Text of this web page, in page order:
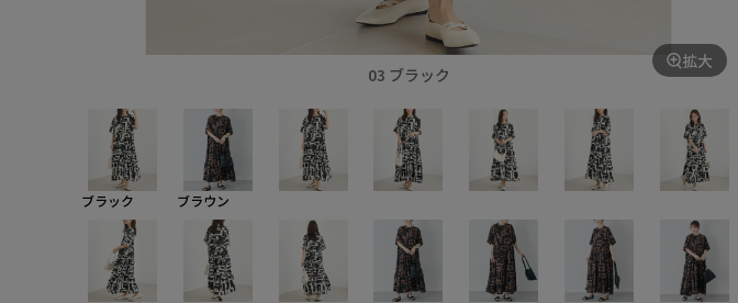
03 ブラック
拡大
ブラック ブラウン